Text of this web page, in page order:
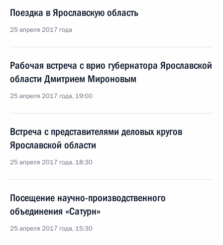
Поездка в Ярославскую область
25 апреля 2017 года
Рабочая встреча с врио губернатора Ярославской
области Дмитрием Мироновым
25 апреля 2017 года, 19:00
Встреча с представителями деловых кругов
Ярославской области
25 апреля 2017 года, 18:30
Посещение научно-производственного
объединения «Сатурн»
25 апреля 2017 года, 15:30